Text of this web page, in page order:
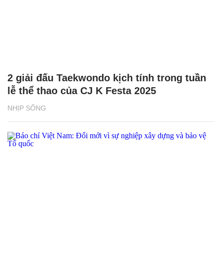
NHỊP SỐNG
2 giải đấu Taekwondo kịch tính trong tuần
lễ thể thao của CJ K Festa 2025